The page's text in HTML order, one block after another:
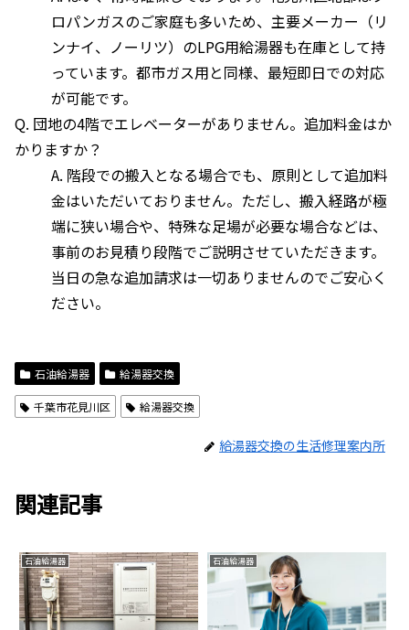
ロパンガスのご家庭も多いため、主要メーカー（リ
ンナイ、ノーリツ）のLPG用給湯器も在庫として持
っています。都市ガス用と同様、最短即日での対応
が可能です。
Q. 団地の4階でエレベーターがありません。追加料金はか
かりますか？
A. 階段での搬入となる場合でも、原則として追加料
金はいただいておりません。ただし、搬入経路が極
端に狭い場合や、特殊な足場が必要な場合などは、
事前のお見積り段階でご説明させていただきます。
当日の急な追加請求は一切ありませんのでご安心く
ださい。
石油給湯器 給湯器交換
千葉市花見川区 給湯器交換
給湯器交換の生活修理案内所
関連記事
石油給湯器 石油給湯器